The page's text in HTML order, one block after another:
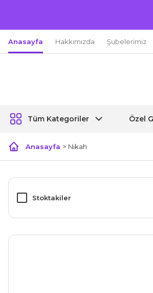
Anasayfa Hakkımızda Şubelerimiz
Tüm Kategoriler Özel
Anasayfa Nikah
Stoktakiler